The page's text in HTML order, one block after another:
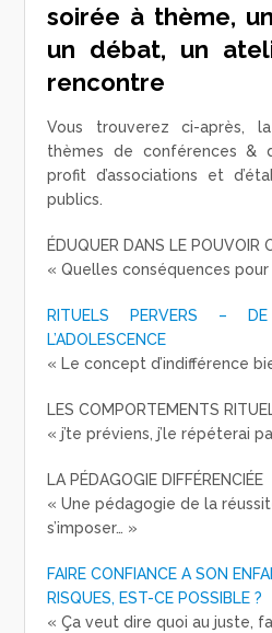
soirée à thème,
un débat, un
rencontre
Vous trouverez ci-après,
thèmes de conférences &
profit d’associations et
publics.
ÉDUQUER DANS LE POUVOIR
« Quelles conséquences pour
RITUELS PERVERS –
L’ADOLESCENCE
« Le concept d’indifférence
LES COMPORTEMENTS
« j’te préviens, j’le répéterai
LA PÉDAGOGIE DIFFÉRENCIÉE
« Une pédagogie de la
s’imposer… »
FAIRE CONFIANCE A SON
RISQUES, EST-CE POSSIBLE ?
« Ça veut dire quoi au juste,